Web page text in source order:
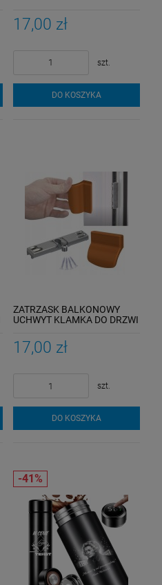
17,00 zł
szt.
DO KOSZYKA
ZATRZASK BALKONOWY
UCHWYT KLAMKA DO DRZWI
17,00 zł
szt.
DO KOSZYKA